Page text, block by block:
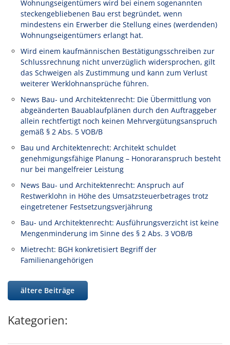
Wohnungseigentümers wird bei einem sogenannten
steckengebliebenen Bau erst begründet, wenn
mindestens ein Erwerber die Stellung eines (werdenden)
Wohnungseigentümers erlangt hat.
Wird einem kaufmännischen Bestätigungsschreiben zur
Schlussrechnung nicht unverzüglich widersprochen, gilt
das Schweigen als Zustimmung und kann zum Verlust
weiterer Werklohnansprüche führen.
News Bau- und Architektenrecht: Die Übermittlung von
abgeänderten Bauablaufplänen durch den Auftraggeber
allein rechtfertigt noch keinen Mehrvergütungsanspruch
gemäß § 2 Abs. 5 VOB/B
Bau und Architektenrecht: Architekt schuldet
genehmigungsfähige Planung – Honoraranspruch besteht
nur bei mangelfreier Leistung
News Bau- und Architektenrecht: Anspruch auf
Restwerklohn in Höhe des Umsatzsteuerbetrages trotz
eingetretener Festsetzungsverjährung
Bau- und Architektenrecht: Ausführungsverzicht ist keine
Mengenminderung im Sinne des § 2 Abs. 3 VOB/B
Mietrecht: BGH konkretisiert Begriff der
Familienangehörigen
ältere Beiträge
Kategorien: